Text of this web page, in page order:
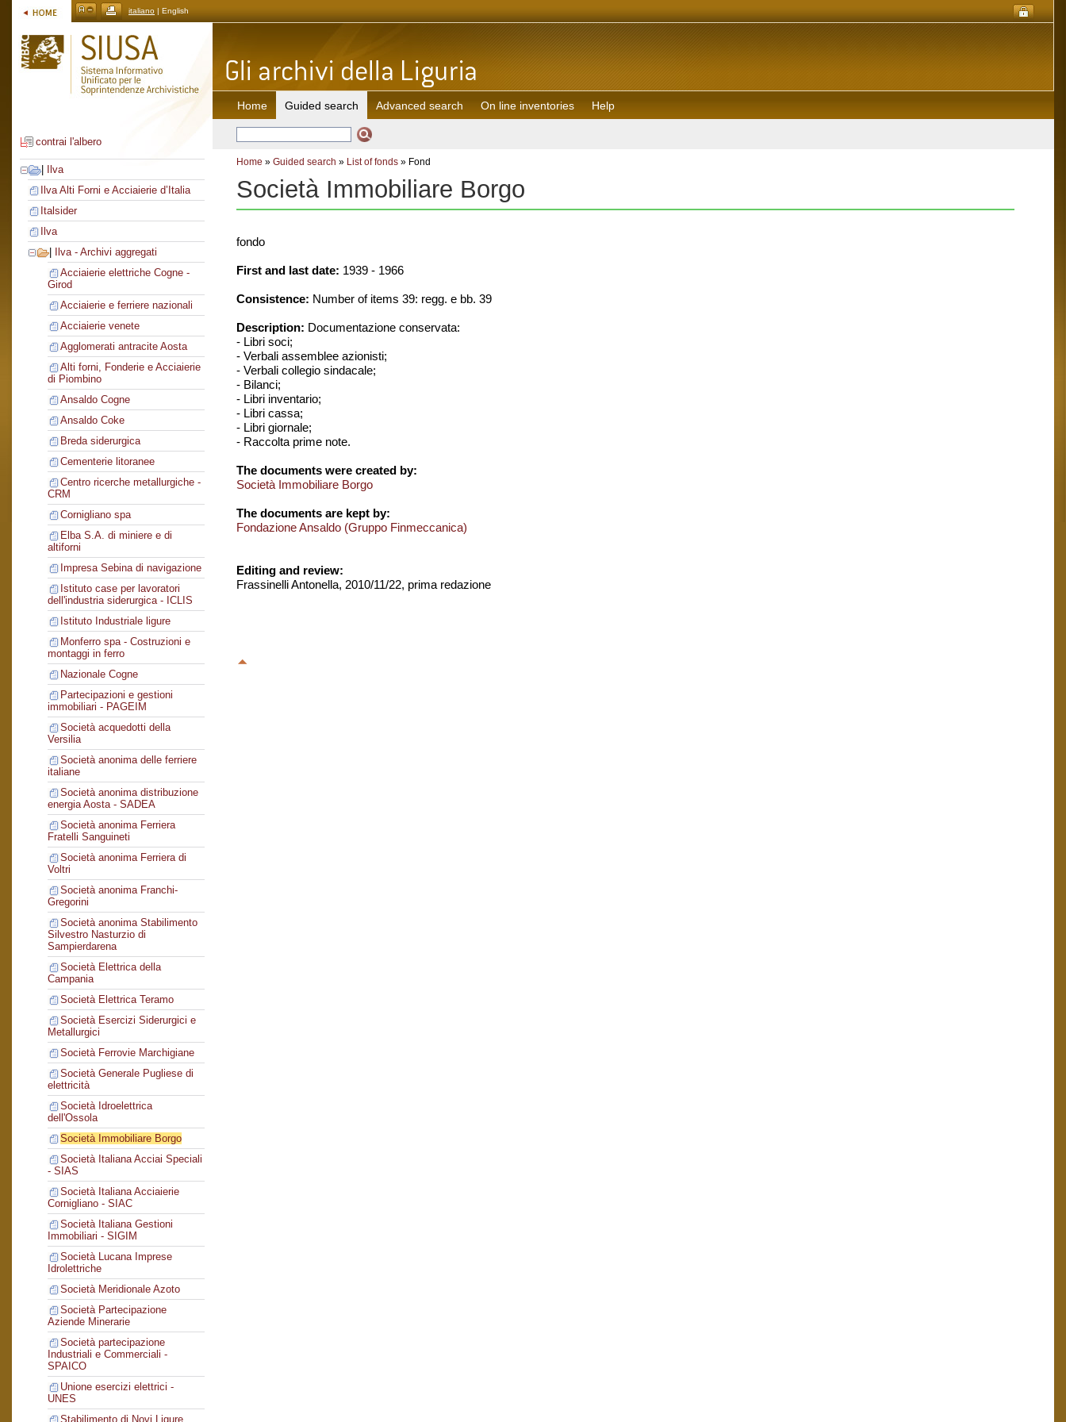
italiano | English
contrai l'albero
Ilva
Ilva Alti Forni e Acciaierie d’Italia
Italsider
Ilva
Ilva - Archivi aggregati
Acciaierie elettriche Cogne -
Girod
Acciaierie e ferriere nazionali
Acciaierie venete
Agglomerati antracite Aosta
Alti forni, Fonderie e Acciaierie
di Piombino
Ansaldo Cogne
Ansaldo Coke
Breda siderurgica
Cementerie litoranee
Centro ricerche metallurgiche -
CRM
Cornigliano spa
Elba S.A. di miniere e di
altiforni
Impresa Sebina di navigazione
Istituto case per lavoratori
dell'industria siderurgica - ICLIS
Istituto Industriale ligure
Monferro spa - Costruzioni e
montaggi in ferro
Nazionale Cogne
Partecipazioni e gestioni
immobiliari - PAGEIM
Società acquedotti della
Versilia
Società anonima delle ferriere
italiane
Società anonima distribuzione
energia Aosta - SADEA
Società anonima Ferriera
Fratelli Sanguineti
Società anonima Ferriera di
Voltri
Società anonima Franchi-
Gregorini
Società anonima Stabilimento
Silvestro Nasturzio di
Sampierdarena
Società Elettrica della
Campania
Società Elettrica Teramo
Società Esercizi Siderurgici e
Metallurgici
Società Ferrovie Marchigiane
Società Generale Pugliese di
elettricità
Società Idroelettrica
dell'Ossola
Società Immobiliare Borgo
Società Italiana Acciai Speciali
- SIAS
Società Italiana Acciaierie
Cornigliano - SIAC
Società Italiana Gestioni
Immobiliari - SIGIM
Società Lucana Imprese
Idrolettriche
Società Meridionale Azoto
Società Partecipazione
Aziende Minerarie
Società partecipazione
Industriali e Commerciali -
SPAICO
Unione esercizi elettrici -
UNES
Stabilimento di Novi Ligure
Home Guided search Advanced search On line inventories Help
Home » Guided search » List of fonds » Fond
Società Immobiliare Borgo
fondo
First and last date: 1939 - 1966
Consistence: Number of items 39: regg. e bb. 39
Description: Documentazione conservata:
- Libri soci;
- Verbali assemblee azionisti;
- Verbali collegio sindacale;
- Bilanci;
- Libri inventario;
- Libri cassa;
- Libri giornale;
- Raccolta prime note.
The documents were created by:
Società Immobiliare Borgo
The documents are kept by:
Fondazione Ansaldo (Gruppo Finmeccanica)
Editing and review:
Frassinelli Antonella, 2010/11/22, prima redazione